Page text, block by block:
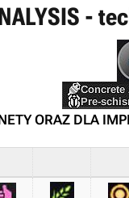
-
ORAZ DLA